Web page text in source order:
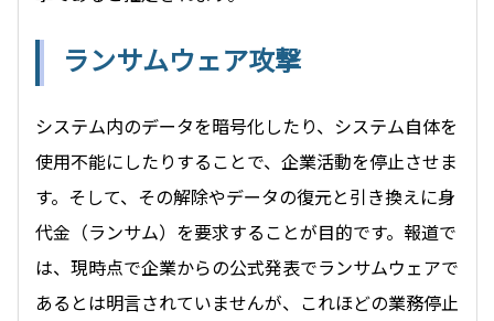
ランサムウェア攻撃
システム内のデータを暗号化したり、システム自体を
使用不能にしたりすることで、企業活動を停止させま
す。そして、その解除やデータの復元と引き換えに身
代金（ランサム）を要求することが目的です。報道で
は、現時点で企業からの公式発表でランサムウェアで
あるとは明言されていませんが、これほどの業務停止